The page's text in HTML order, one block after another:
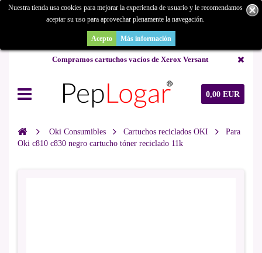
¿Buscas un repuesto de copiadora o buscas una de ocasión y no la
encuentras? Consúltanos.
Compramos cartuchos vacíos de Xerox Versant
0,00 EUR
Nuestra tienda usa cookies para mejorar la experiencia de usuario y le recomendamos
aceptar su uso para aprovechar plenamente la navegación.
Acepto Más información
Oki Consumibles Cartuchos reciclados OKI
Para
Oki c810 c830 negro cartucho tóner reciclado 11k